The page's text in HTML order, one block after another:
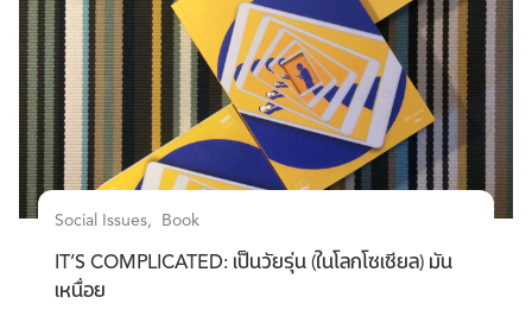
Social Issues Book
IT’S COMPLICATED: เป็นวัยรุ่น (ในโลกโซเชียล) มัน
เหนื่อย